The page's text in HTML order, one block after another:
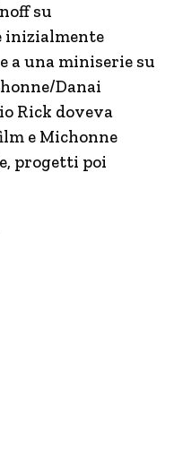
su
inizialmente
a una miniserie su
Danai
Rick doveva
e Michonne
progetti poi